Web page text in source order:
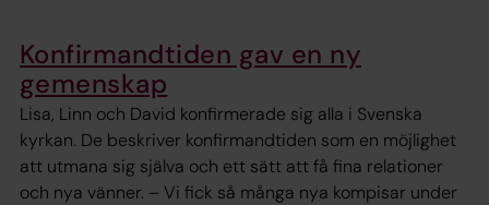
Konfirmandtiden gav en ny
gemenskap
Lisa, Linn och David konfirmerade sig alla i Svenska
kyrkan. De beskriver konfirmandtiden som en möjlighet
att utmana sig själva och ett sätt att få fina relationer
och nya vänner. – Vi fick så många nya kompisar under